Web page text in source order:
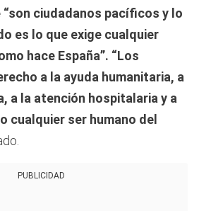
ciudadanos pacíficos y lo
es lo que exige cualquier
hace España”. “Los
a la ayuda humanitaria, a
a la atención hospitalaria y a
cualquier ser humano del
PUBLICIDAD